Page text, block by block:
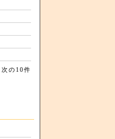
次の10件